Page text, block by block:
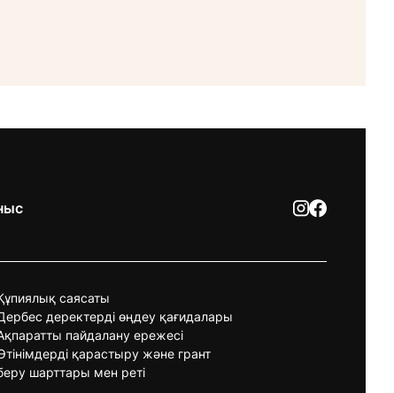
саясаты
деректерді өңдеу қағидалары
пайдалану ережесі
қарастыру және грант
шарттары мен реті